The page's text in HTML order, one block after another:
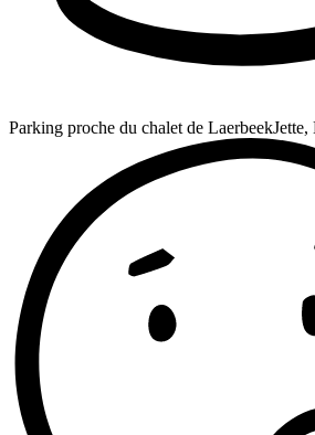
Parking proche du chalet de LaerbeekJette,